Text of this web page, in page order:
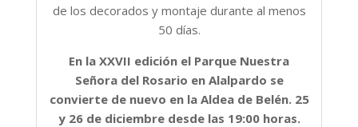
de los decorados y montaje durante al menos
50 días.
En la XXVII edición el Parque Nuestra
Señora del Rosario en Alalpardo se
convierte de nuevo en la Aldea de Belén. 25
y 26 de diciembre desde las 19:00 horas.